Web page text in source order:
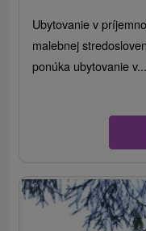
Ubytovanie v
malebnej
ponúka ubytovanie v...